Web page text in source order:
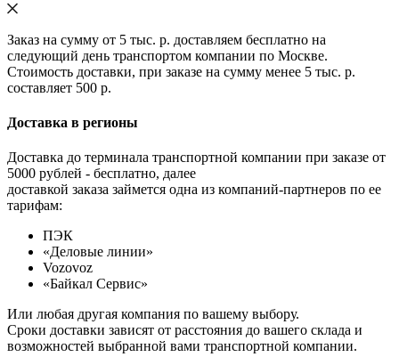
Заказ на сумму от 5 тыс. р. доставляем бесплатно на
следующий день транспортом компании по Москве.
Стоимость доставки, при заказе на сумму менее 5 тыс. р.
составляет 500 р.
Доставка в регионы
Доставка до терминала транспортной компании при заказе от
5000 рублей - бесплатно, далее
доставкой заказа займется одна из компаний-партнеров по ее
тарифам:
ПЭК
«Деловые линии»
Vozovoz
«Байкал Сервис»
Или любая другая компания по вашему выбору.
Сроки доставки зависят от расстояния до вашего склада и
возможностей выбранной вами транспортной компании.